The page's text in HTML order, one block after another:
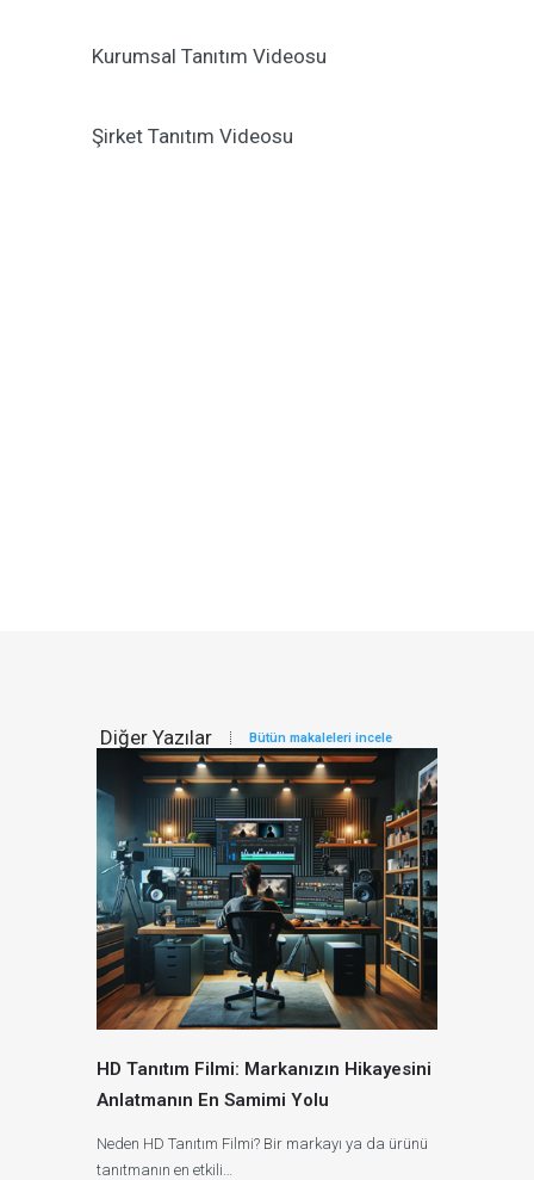
Kurumsal Tanıtım Videosu
Şirket Tanıtım Videosu
Diğer Yazılar Bütün makaleleri incele
HD Tanıtım Filmi: Markanızın Hikayesini
Anlatmanın En Samimi Yolu
Neden HD Tanıtım Filmi? Bir markayı ya da ürünü
tanıtmanın en etkili…